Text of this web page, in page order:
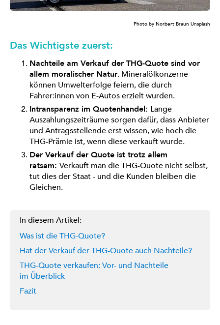
Photo by Norbert Braun Unsplash
Das Wichtigste zuerst:
Nachteile am Verkauf der THG-Quote sind vor
allem moralischer Natur. Mineralölkonzerne
können Umwelterfolge feiern, die durch
Fahrer:innen von E-Autos erzielt wurden.
Intransparenz im Quotenhandel: Lange
Auszahlungszeiträume sorgen dafür, dass Anbieter
und Antragsstellende erst wissen, wie hoch die
THG-Prämie ist, wenn diese verkauft wurde.
Der Verkauf der Quote ist trotz allem
ratsam: Verkauft man die THG-Quote nicht selbst,
tut dies der Staat - und die Kunden bleiben die
Gleichen.
In diesem Artikel:
Was ist die THG-Quote?
Hat der Verkauf der THG-Quote auch Nachteile?
THG-Quote verkaufen: Vor- und Nachteile
im Überblick
Fazit